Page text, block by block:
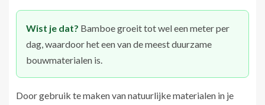
Wist je dat? Bamboe groeit tot wel een meter per
dag, waardoor het een van de meest duurzame
bouwmaterialen is.
Door gebruik te maken van natuurlijke materialen in je